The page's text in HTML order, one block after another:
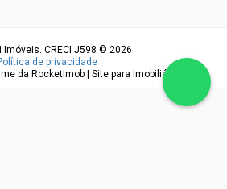
Imóveis. CRECI J598 © 2026
de privacidade
da RocketImob | Site para Imobiliária